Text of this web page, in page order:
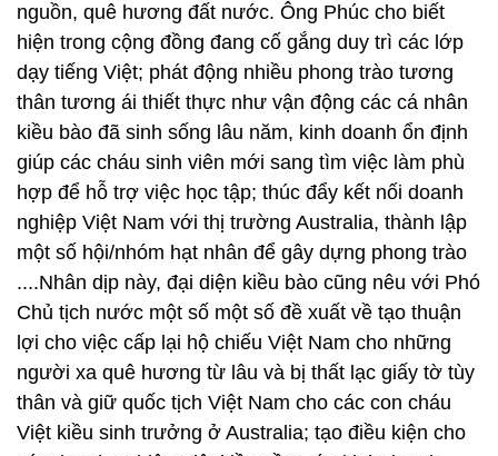
nguồn, quê hương đất nước. Ông Phúc cho biết
hiện trong cộng đồng đang cố gắng duy trì các lớp
dạy tiếng Việt; phát động nhiều phong trào tương
thân tương ái thiết thực như vận động các cá nhân
kiều bào đã sinh sống lâu năm, kinh doanh ổn định
giúp các cháu sinh viên mới sang tìm việc làm phù
hợp để hỗ trợ việc học tập; thúc đẩy kết nối doanh
nghiệp Việt Nam với thị trường Australia, thành lập
một số hội/nhóm hạt nhân để gây dựng phong trào
....Nhân dịp này, đại diện kiều bào cũng nêu với Phó
Chủ tịch nước một số một số đề xuất về tạo thuận
lợi cho việc cấp lại hộ chiếu Việt Nam cho những
người xa quê hương từ lâu và bị thất lạc giấy tờ tùy
thân và giữ quốc tịch Việt Nam cho các con cháu
Việt kiều sinh trưởng ở Australia; tạo điều kiện cho